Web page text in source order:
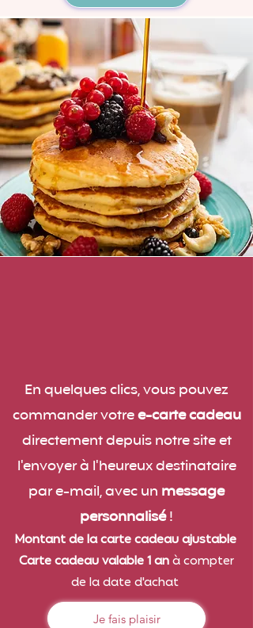
En quelques clics, vous pouvez
commander votree-carte cadeau
directement depuis notre site et
l'envoyer à l'heureux destinataire
par e-mail, avec un message
personnalisé!
Montant de la carte cadeau ajustable
Carte cadeau valable 1 anà compter
de la date d'achat
Je fais plaisir